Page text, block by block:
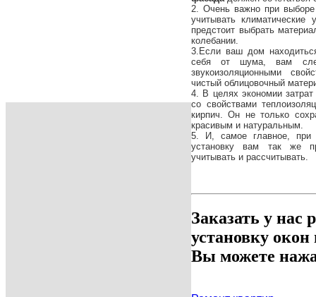
2. Очень важно при
учитывать
предстоит выбрать
колебании.
3.Если ваш дом
себя от шума, вам
звукоизоляционными
чистый облицовочный
4. В целях экономии
со свойствами
кирпич. Он не только
красивым и натуральным.
5. И, самое главное, при
установку вам так же
учитывать и рассчитывать.
Заказать у нас
установку
Вы можете